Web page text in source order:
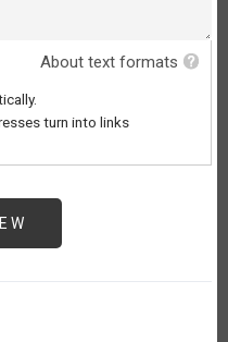
About text formats
turn into links